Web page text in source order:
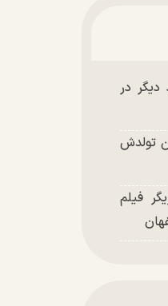
در
تولدش
فیلم